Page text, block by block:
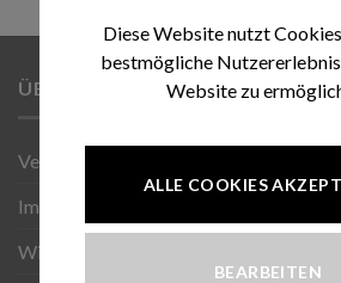
ÜBER UNS
Versand
Impressum
Wiederruf
Diese Website nutzt
bestmögliche
Website zu
ALLE COOKIES
BEARBEITEN